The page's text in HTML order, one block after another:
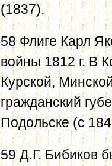
(1837).
58 Флиге Карл
войны 1812 г. В
Курской,
гражданский
Подольске (с
59 Д.Г. Бибиков